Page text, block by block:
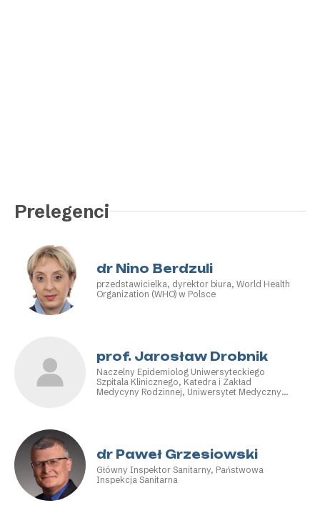
Prelegenci
dr Nino Berdzuli
przedstawicielka, dyrektor biura, World Health
Organization (WHO) w Polsce
prof. Jarosław Drobnik
Naczelny Epidemiolog Uniwersyteckiego
Szpitala Klinicznego, Katedra i Zakład
Medycyny Rodzinnej, Uniwersytet Medyczny
dr Paweł Grzesiowski
Główny Inspektor Sanitarny, Państwowa
Inspekcja Sanitarna